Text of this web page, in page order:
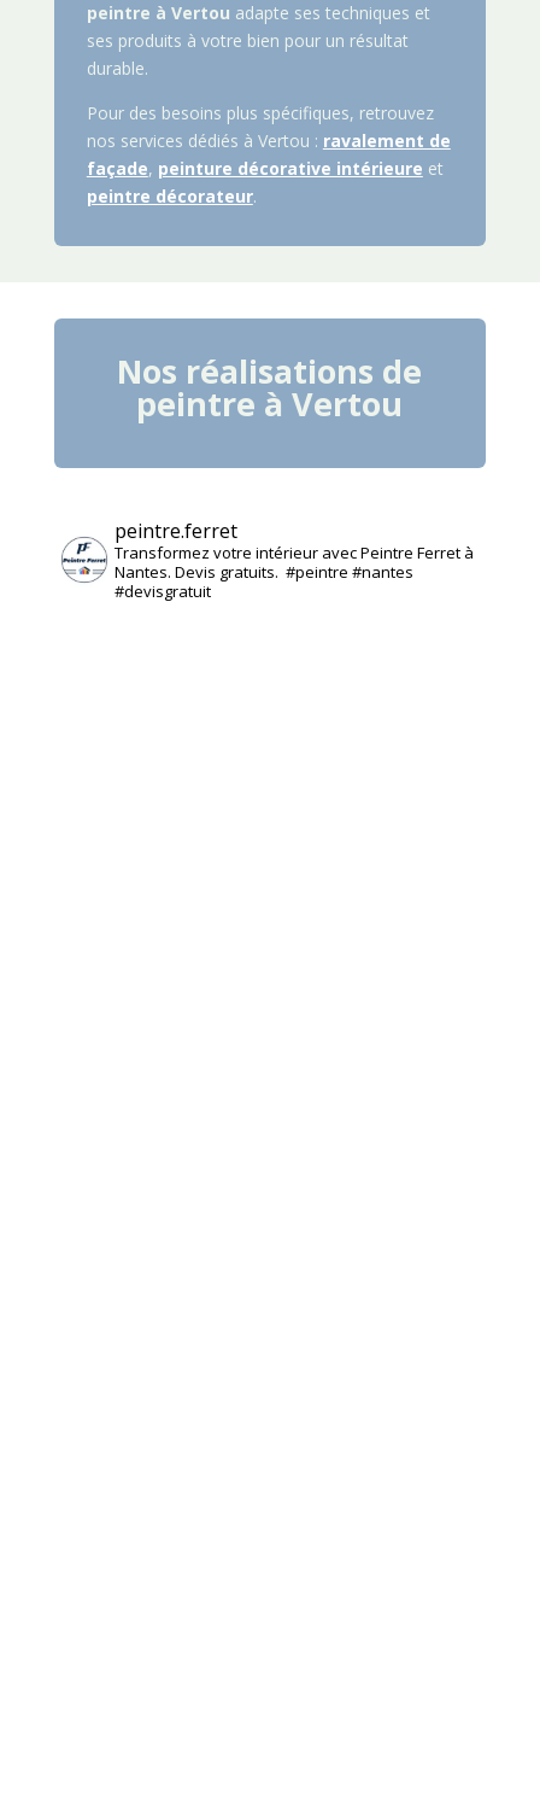
peintre à Vertou adapte ses techniques et
ses produits à votre bien pour un résultat
durable.
Pour des besoins plus spécifiques, retrouvez
nos services dédiés à Vertou : ravalement de
façade, peinture décorative intérieure et
peintre décorateur.
Nos réalisations de
peintre àVertou
peintre.ferret
Transformez votre intérieur avec Peintre Ferret à
Nantes. Devis gratuits. ️ #peintre #nantes
#devisgratuit